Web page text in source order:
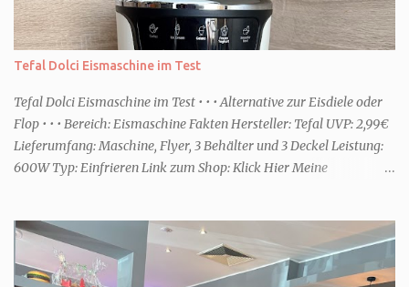
dazu. Ihr liebt es Sonnenuntergänge zu beobachten und genießt
einfach jeden Moment. Dann seid ihr wie ich der Typ Genießer.
Hier empfehle ich tatsächlich Düfte die zur Jahreszeit passen, weil
einem frisch-fruchtigen Duft, wie die Kneipp Aroma-Pflegedusche
“ Sommer Flirt ...
Tefal Dolci Eismaschine im Test
Tefal Dolci Eismaschine im Test • • • Alternative zur Eisdiele oder
Flop • • • Bereich: Eismaschine Fakten Hersteller: Tefal UVP: 2,99€
Lieferumfang: Maschine, Flyer, 3 Behälter und 3 Deckel Leistung:
600W Typ: Einfrieren Link zum Shop: Klick Hier Meine
ausgepackt und aufgebaut. Eine Anleitung ist dabei, die enthält
aber nicht viele Informationen. Ob die Behälter in die
Spülmaschine dürfen oder ähnliches, habe ich dort jedenfalls nicht